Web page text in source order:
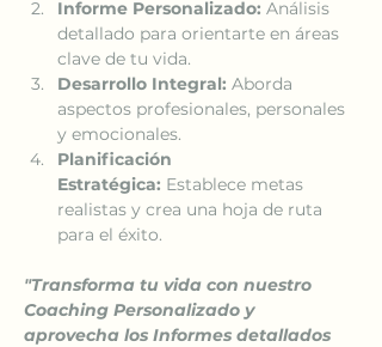
Informe Personalizado: Análisis
detallado para orientarte en áreas
clave de tu vida.
Desarrollo Integral: Aborda
aspectos profesionales, personales
y emocionales.
Planificación
Estratégica: Establece metas
realistas y crea una hoja de ruta
para el éxito.
"Transforma tu vida con nuestro
Coaching Personalizado y
aprovecha los Informes detallados